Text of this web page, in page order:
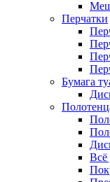
Перчатки
Бумага
Всё